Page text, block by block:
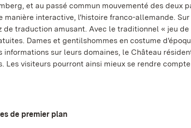
et au passé commun mouvementé des deux
manière interactive, l'histoire franco-allemande.
de traduction amusant. Avec le traditionnel « jeu
Dames et gentilshommes en costume
informations sur leurs domaines, le Château
Les visiteurs pourront ainsi mieux se rendre
de premier plan